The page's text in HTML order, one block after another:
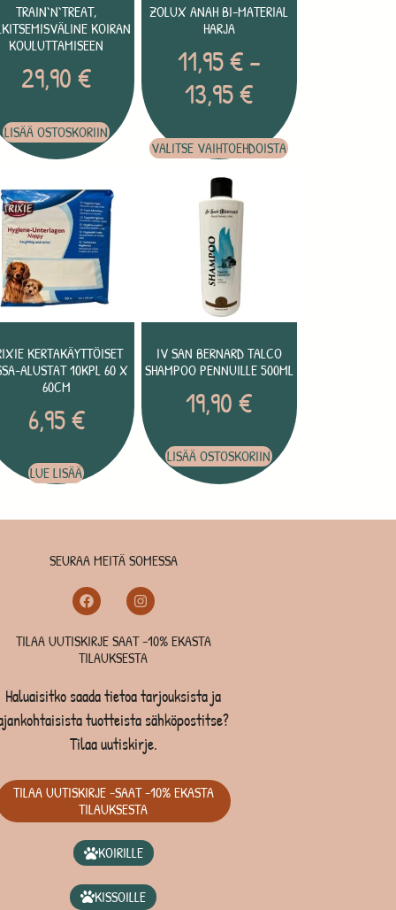
TRAIN`N`TREAT,
KOIRAN
KOULUTTAMISEEN
29,90€
LISÄÄ OSTOSKORIIN
ZOLUX ANAH BI-MATERIAL
HARJA
11,95€–
13,95€
VALITSE VAIHTOEHDOISTA
KERTAKÄYTTÖISET
ALUSTAT 10KPL 60 X
60CM
6,95€
LUE LISÄÄ
IV SAN BERNARD TALCO
SHAMPOO PENNUILLE 500ML
19,90€
LISÄÄ OSTOSKORIIN
SEURAA MEITÄ SOMESSA
TILAA UUTISKIRJE SAAT -10% EKASTA
TILAUKSESTA
Haluaisitko saada tietoa tarjouksista ja
tuotteista sähköpostitse?
Tilaa uutiskirje.
TILAA UUTISKIRJE -SAAT -10% EKASTA
TILAUKSESTA
KOIRILLE
KISSOILLE